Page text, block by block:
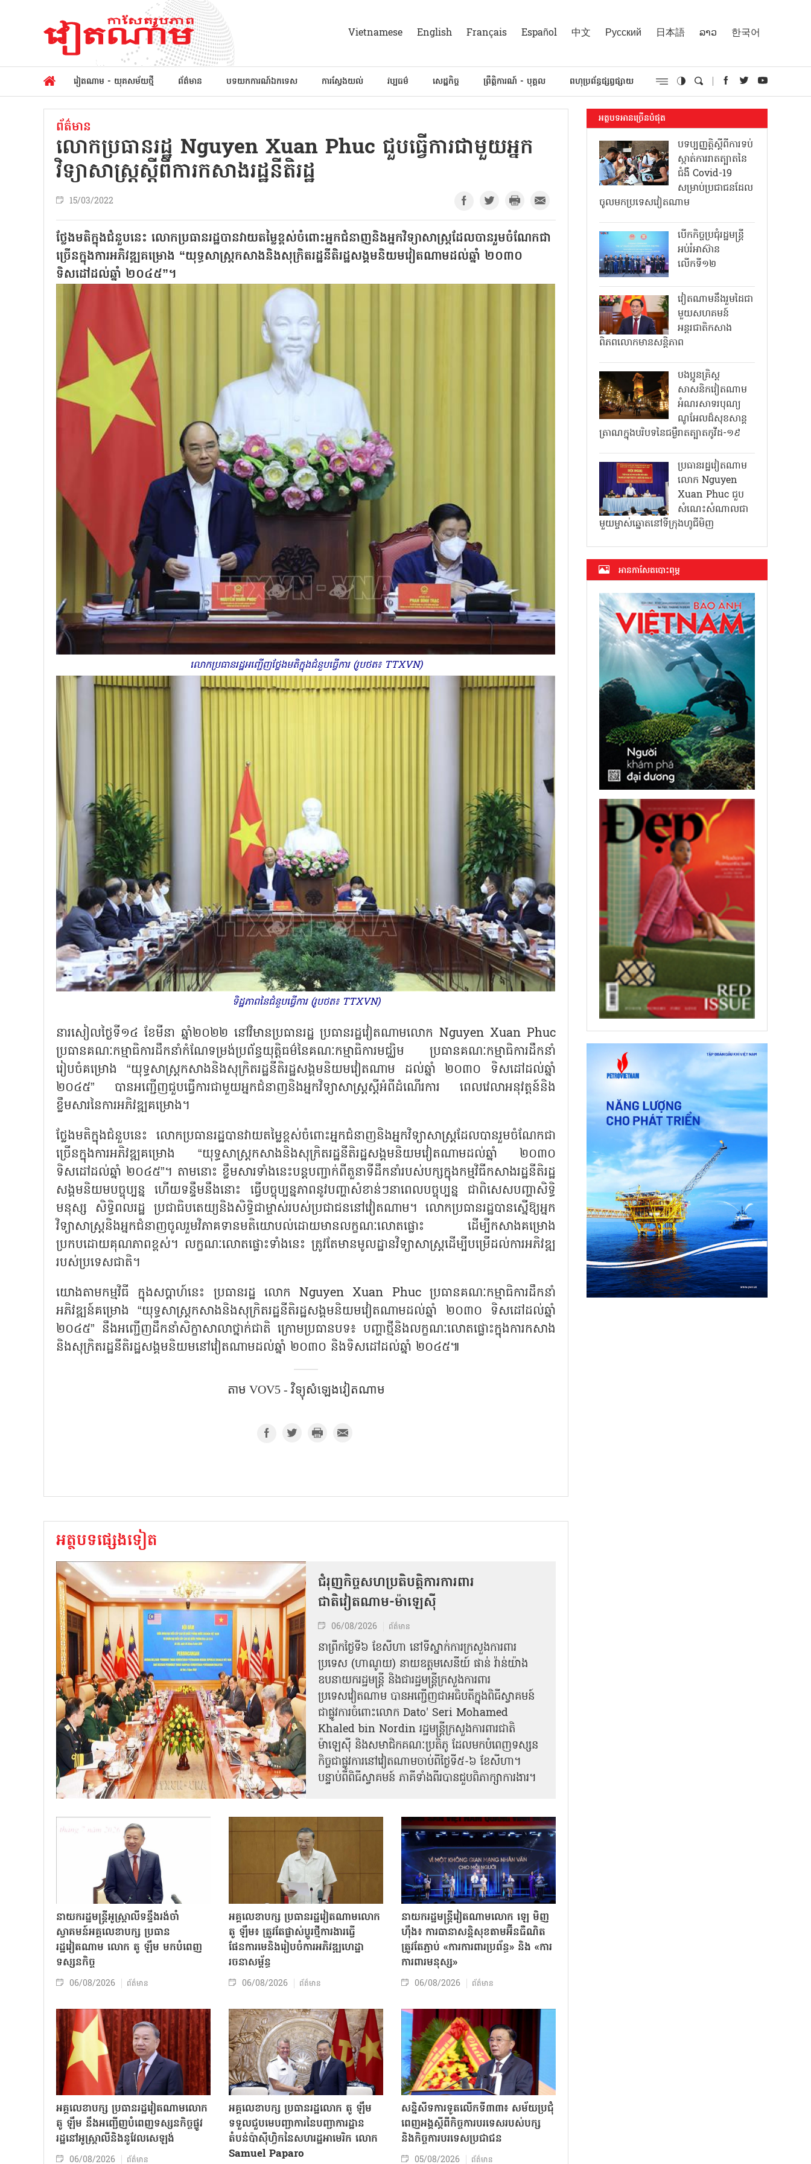
Vietnamese English Français Español 中文 Русский 日本語 ລາວ 한국어
វៀតណាម - យុគសម័យថ្មី ព័ត៌មាន បទយកការណ៍ឯកទេស ការស្វែងយល់ វប្បធម៌ សេដ្ឋកិច្ច ព្រឹត្តិការណ៍ - បុគ្គល ពហុប្រព័ន្ធផ្សព្វផ្សាយ
ព័ត៌មាន
លោកប្រធានរដ្ឋ Nguyen Xuan Phuc ជួបធ្វើការជាមួយអ្នក
វិទ្យាសាស្ត្រស្តីពីការកសាងរដ្ឋនីតិរដ្ឋ
15/03/2022
ថ្លែងមតិក្នុងជំនួបនេះ លោកប្រធានរដ្ឋបានវាយតម្លៃខ្ពស់ចំពោះអ្នកជំនាញនិងអ្នកវិទ្យាសាស្ត្រដែលបានរួមចំណែកជា
ច្រើនក្នុងការអភិវឌ្ឍគម្រោង “យុទ្ធសាស្ត្រកសាងនិងសុក្រិតរដ្ឋនីតិរដ្ឋសង្គមនិយមវៀតណាមដល់ឆ្នាំ ២០៣០
ទិសដៅដល់ឆ្នាំ ២០៤៥”។
លោកប្រធានរដ្ឋអញ្ជើញថ្លែងមតិក្នុងជំនួបធ្វើការ (រូបថត៖ TTXVN)
ទិដ្ឋភាពនៃជំនួបធ្វើការ (រូបថត៖ TTXVN)
នារសៀលថ្ងៃទី១៤ ខែមីនា ឆ្នាំ២០២២ នៅវិមានប្រធានរដ្ឋ ប្រធានរដ្ឋវៀតណាមលោកNguyen Xuan Phuc
ប្រធានគណៈកម្មាធិការដឹកនាំកំណែទម្រង់ប្រព័ន្ធយុត្តិធម៌នៃគណៈកម្មាធិការមជ្ឈិម ប្រធានគណៈកម្មាធិការដឹកនាំ
រៀបចំគម្រោង “យុទ្ធសាស្ត្រកសាងនិងសុក្រិតរដ្ឋនីតិរដ្ឋសង្គមនិយមវៀតណាម ដល់ឆ្នាំ ២០៣០ ទិសដៅដល់ឆ្នាំ
២០៤៥” បានអញ្ជើញជួបធ្វើការជាមួយអ្នកជំនាញនិងអ្នកវិទ្យាសាស្ត្រស្តីអំពីដំណើរការ ពេលវេលាអនុវត្តន៍និង
ខ្លឹមសារនៃការអភិវឌ្ឍគម្រោង។
ថ្លែងមតិក្នុងជំនួបនេះ លោកប្រធានរដ្ឋបានវាយតម្លៃខ្ពស់ចំពោះអ្នកជំនាញនិងអ្នកវិទ្យាសាស្ត្រដែលបានរួមចំណែកជា
ច្រើនក្នុងការអភិវឌ្ឍគម្រោង “យុទ្ធសាស្ត្រកសាងនិងសុក្រិតរដ្ឋនីតិរដ្ឋសង្គមនិយមវៀតណាមដល់ឆ្នាំ ២០៣០
ទិសដៅដល់ឆ្នាំ ២០៤៥”។ តាមនោះ ខ្លឹមសារទាំងនេះបន្តបញ្ជាក់ពីតួនាទីដឹកនាំរបស់បក្សក្នុងកម្មវិធីកសាងរដ្ឋនីតិរដ្ឋ
សង្គមនិយមបច្ចុប្បន្ន ហើយទន្ទឹមនឹងនោះ ធ្វើបច្ចុប្បន្នភាពនូវបញ្ហាសំខាន់ៗនាពេលបច្ចុប្បន្ន ជាពិសេសបញ្ហាសិទ្ធិ
មនុស្ស សិទ្ធិពលរដ្ឋ ប្រជាធិបតេយ្យនិងសិទ្ធិជាម្ចាស់របស់ប្រជាជននៅវៀតណាម។ លោកប្រធានរដ្ឋបានស្នើឱ្យអ្នក
វិទ្យាសាស្ត្រនិងអ្នកជំនាញចូលរួមវិភាគទានមតិយោបល់ដោយមានលក្ខណៈលោតផ្លោះ ដើម្បីកសាងគម្រោង
ប្រកបដោយគុណភាពខ្ពស់។ លក្ខណៈលោតផ្លោះទាំងនេះ ត្រូវតែមានមូលដ្ឋានវិទ្យាសាស្ត្រដើម្បីបម្រើដល់ការអភិវឌ្ឍ
របស់ប្រទេសជាតិ។
យោងតាមកម្មវិធី ក្នុងសប្តាហ៍នេះ ប្រធានរដ្ឋ លោកNguyen Xuan Phucប្រធានគណៈកម្មាធិការដឹកនាំ
អភិវឌ្ឍន៍គម្រោង“យុទ្ធសាស្ត្រកសាងនិងសុក្រិតរដ្ឋនីតិរដ្ឋសង្គមនិយមវៀតណាមដល់ឆ្នាំ ២០៣០ ទិសដៅដល់ឆ្នាំ
២០៤៥” នឹងអញ្ជើញដឹកនាំសិក្ខាសាលាថ្នាក់ជាតិ ក្រោមប្រធានបទ៖ បញ្ហាថ្មីនិងលក្ខណៈលោតផ្លោះក្នុងការកសាង
និងសុក្រិតរដ្ឋនីតិរដ្ឋសង្គមនិយមនៅវៀតណាមដល់ឆ្នាំ ២០៣០ និងទិសដៅដល់ឆ្នាំ ២០៤៥៕
តាម VOV5 - វិទ្យុសំឡេងវៀតណាម​
អត្ថបទផ្សេងទៀត
ជំរុញកិច្ចសហប្រតិបត្តិការការពារ
ជាតិវៀតណាម-ម៉ាឡេស៊ី
06/08/2026 ព័ត៌មាន
នា​ព្រឹកថ្ងៃទី៦ ខែសីហា នៅទីស្នាក់ការក្រសួងការពារ
ប្រទេស (ហាណូយ) នាយឧត្តមសេនីយ៍ ផាន់ វ៉ាន់យ៉ាង
ឧបនាយករដ្ឋមន្ត្រី និងជារដ្ឋមន្ត្រីក្រសួងការពារ
ប្រទេសវៀតណាម បានអញ្ជើញជាអធិបតីក្នុងពិធីស្វាគមន៍
ជាផ្លូវការ​ចំពោះលោក Dato' Seri Mohamed
Khaled bin Nordin រដ្ឋមន្ត្រីក្រសួងការពារជាតិ
ម៉ាឡេស៊ី និងសមាជិកគណៈប្រតិភូ ដែលមកបំពេញទស្សន
កិច្ចជាផ្លូវការនៅវៀតណាមចាប់ពីថ្ងៃទី៥-៦ ខែសីហា។
បន្ទាប់ពីពិធីស្វាគមន៍ ភាគីទាំងពីរបានជួបពិភាក្សាការងារ​។
នាយករដ្ឋមន្ត្រីអូស្ត្រាលីទន្ទឹងរង់ចាំ
ស្វាគមន៍អគ្គលេខាបក្ស ប្រធាន
រដ្ឋវៀតណាម លោក តូ ឡឹម មកបំពេញ
ទស្សនកិច្ច
06/08/2026 ព័ត៌មាន
អគ្គលេខាបក្ស ប្រធានរដ្ឋវៀតណាមលោក
តូ ឡឹម៖ ត្រូវតែផ្លាស់ប្ដូរថ្មីការងារធ្វើ
ផែនការមេនិងរៀបចំការអភិវឌ្ឍហេដ្ឋា
រចនាសម្ព័ន្ធ
06/08/2026 ព័ត៌មាន
នាយករដ្ឋមន្ត្រីវៀតណាមលោក ឡេ មិញ
ហ៊ឹង៖ ការធានាសន្តិសុខតាមអ៊ីនធឺណិត
ត្រូវតែភ្ជាប់ «ការការពារប្រព័ន្ធ» និង «ការ
ការពារមនុស្ស»
06/08/2026 ព័ត៌មាន
អគ្គលេខាបក្ស ប្រធានរដ្ឋវៀតណាមលោក
តូ ឡឹម នឹងអញ្ជើញបំពេញទស្សនកិច្ចផ្លូវ
រដ្ឋនៅអូស្ត្រាលីនិងនូវែលសេឡង់
06/08/2026 ព័ត៌មាន
អគ្គលេខាបក្ស ប្រធានរដ្ឋលោក តូ ឡឹម
ទទួលជួបមេបញ្ជាការនៃបញ្ជាការដ្ឋាន
តំបន់ប៉ាស៊ីហ្វិកនៃសហរដ្ឋអាមេរិក លោក
Samuel Paparo
សន្និសីទការទូតលើកទី៣៣៖ សម័យប្រជុំ
ពេញអង្គស្តីពីកិច្ច​ការបរទេសរបស់​បក្ស
និងកិច្ច​ការបរទេសប្រជាជន
05/08/2026 ព័ត៌មាន
អត្ថបទអានច្រើនបំផុត
បទប្បញ្ញត្តិស្តីពីការទប់
ស្កាត់ការរាតត្បាតនៃ
ជំងឺ Covid-19
សម្រាប់ប្រជាជនដែល
ចូលមកប្រទេសវៀតណាម
បើកកិច្ចប្រជុំរដ្ឋមន្ត្រី
អប់រំអាស៊ាន
លើកទី១២
វៀតណាមនឹងរួមដៃជា
មួយសហគមន៍
អន្តរជាតិកសាង
ពិភពលោកមានសន្តិភាព
បងប្អូនគ្រិស្ត
សាសនិកវៀតណាម
អំណរសាទរបុណ្យ
ណូអែលដ៏សុខសាន្ត
ត្រាណក្នុងបរិបទនៃជម្ងឺរាតត្បាតកូវីដ-១៩
ប្រធានរដ្ឋវៀតណាម
លោក Nguyen
Xuan Phuc ជួប
សំណេះសំណាលជា
មួយម្ចាស់ឆ្នោតនៅទីក្រុងហូជីមិញ
អាន​កាសែត​បោះពុម្ភ